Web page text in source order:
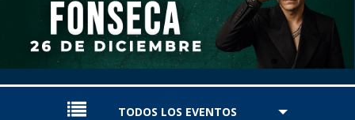
TODOS LOS EVENTOS